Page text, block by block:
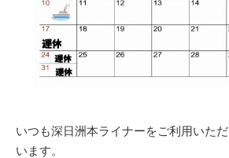
いつも深日洲本ライナーをご利用いた
います。